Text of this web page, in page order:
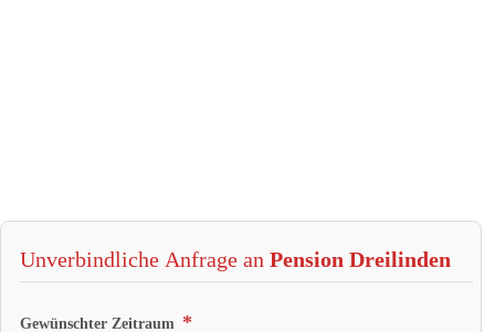
Unverbindliche Anfrage an Pension Dreilinden
Gewünschter Zeitraum